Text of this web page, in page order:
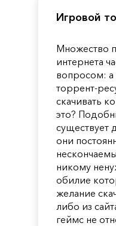
Игровой
Множество
интернета
вопросом: а
торрент-
скачивать
это?
существует
они
никому
обилие
желание
либо из
геймс не